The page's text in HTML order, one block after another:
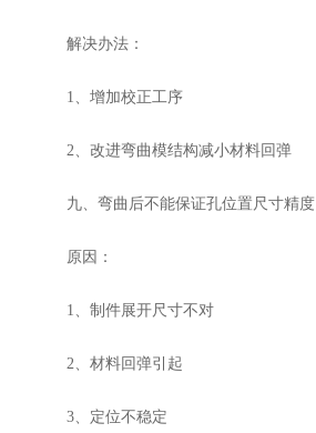
解决办法：
1、增加校正工序
2、改进弯曲模结构减小材料回弹
九、弯曲后不能保证孔位置尺寸精度
原因：
1、制件展开尺寸不对
2、材料回弹引起
3、定位不稳定